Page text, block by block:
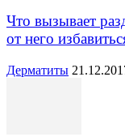
Что вызывает
от него
Дерматиты